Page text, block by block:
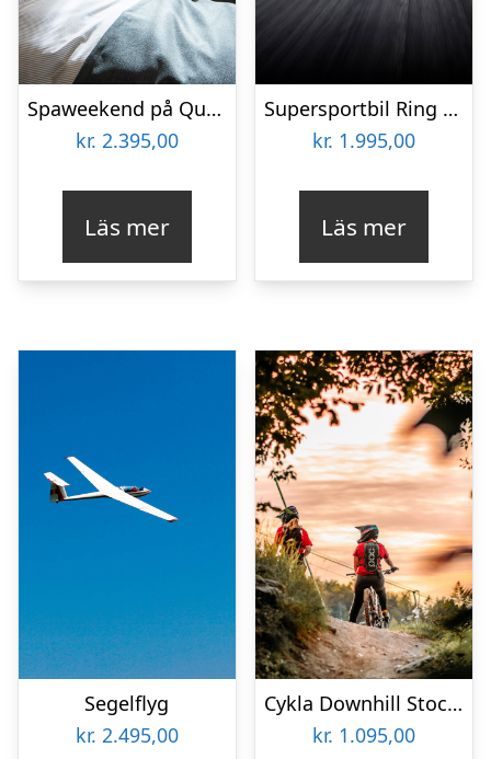
Spaweekend på Quality Hotel The Box
kr. 2.395,00
Läs mer
Supersportbil Ring Knutstorp 2 varv
kr. 1.995,00
Läs mer
Segelflyg
kr. 2.495,00
Cykla Downhill Stockholm
kr. 1.095,00